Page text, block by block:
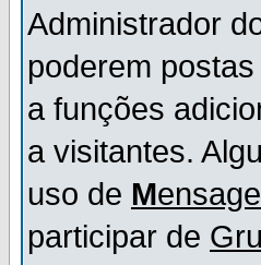
Administrador
poderem
a funções
a visitantes.
uso de M
participar de